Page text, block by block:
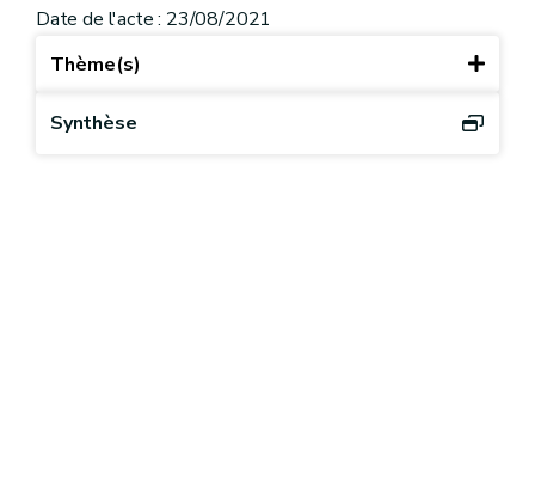
Date de l'acte : 23/08/2021
Thème(s)
Synthèse